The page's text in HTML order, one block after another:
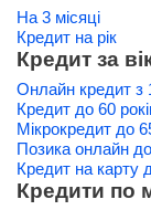
На 3 місяці
Кредит на рік
Кредит за
Онлайн кредит з
Кредит до 60
Мікрокредит до
Позика онлайн
Кредит на карту
Кредити по